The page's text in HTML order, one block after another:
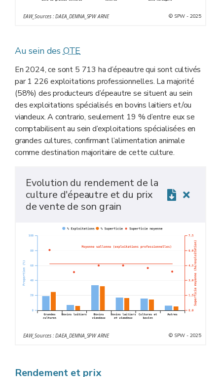
EAW_Sources : DAEA_DEMNA_SPW ARNE © SPW - 2025
Au sein desOTE
En 2024, ce sont 5 713 ha d’épeautre qui sont cultivés
par 1 226 exploitations professionnelles. La majorité
(58%) des producteurs d’épeautre se situent au sein
des exploitations spécialisés en bovins laitiers et/ou
viandeux. A contrario, seulement 19 % d’entre eux se
comptabilisent au sein d’exploitations spécialisées en
grandes cultures, confirmant l’alimentation animale
comme destination majoritaire de cette culture.
Evolution du rendement de la
culture d'épeautre et du prix
de vente de son grain
EAW_Sources : DAEA_DEMNA_SPW ARNE © SPW - 2025
Rendement et prix